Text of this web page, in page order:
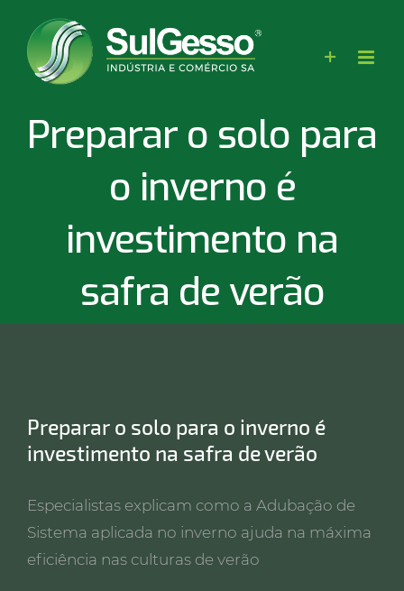
content
Preparar o solo para
o inverno é
investimento na
safra de verão
Preparar o solo para o inverno é
investimento na safra de verão
Especialistas explicam como a Adubação de
Sistema aplicada no inverno ajuda na máxima
eficiência nas culturas de verão